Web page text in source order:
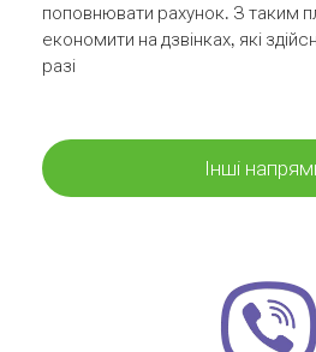
поповнювати рахунок. З таким
економити на дзвінках, які
разі
Інші